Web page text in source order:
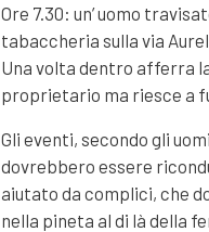
Ore 7.30: un’ uomo
tabaccheria sulla via
Una volta dentro afferra
proprietario ma riesce a
Gli eventi, secondo gli
dovrebbero essere
aiutato da complici, che
nella pineta al di là della